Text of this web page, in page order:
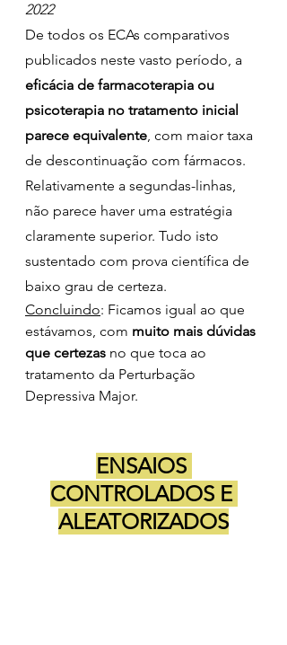
2022
De todos os ECAs comparativos
publicados neste vasto período, a
eficácia de farmacoterapia ou
psicoterapia no tratamento inicial
parece equivalente , com maior taxa
de descontinuação com fármacos.
Relativamente a segundas-linhas,
não parece haver uma estratégia
claramente superior. Tudo isto
sustentado com prova científica de
baixo grau de certeza.
Concluindo: Ficamos igual ao que
estávamos, com muito mais dúvidas
que certezas no que toca ao
tratamento da Perturbação
Depressiva Major.
ENSAIOS
CONTROLADOS E
ALEATORIZADOS